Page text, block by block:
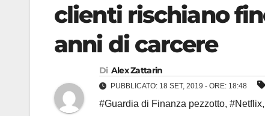
clienti rischiano
anni di carcere
Di Alex Zattarin
PUBBLICATO: 18 SET, 2019 - ORE: 18:48
#Guardia di Finanza pezzotto, #Netflix,